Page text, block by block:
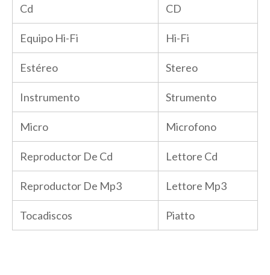
Cd CD
Equipo Hi-Fi Hi-Fi
Estéreo Stereo
Instrumento Strumento
Micro Microfono
Reproductor De Cd Lettore Cd
Reproductor De Mp3 Lettore Mp3
Tocadiscos Piatto